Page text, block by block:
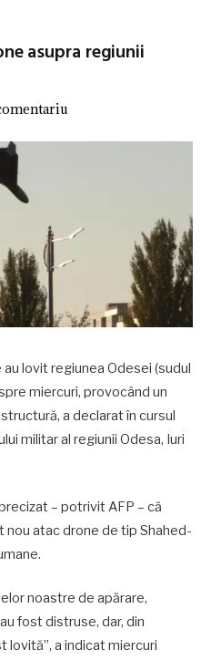
asupra regiunii
lovit regiunea Odesei (sudul
miercuri, provocând un
a declarat în cursul
militar al regiunii Odesa, Iuri
– potrivit AFP – că
atac drone de tip Shahed-
noastre de apărare,
fost distruse, dar, din
lovită”, a indicat miercuri